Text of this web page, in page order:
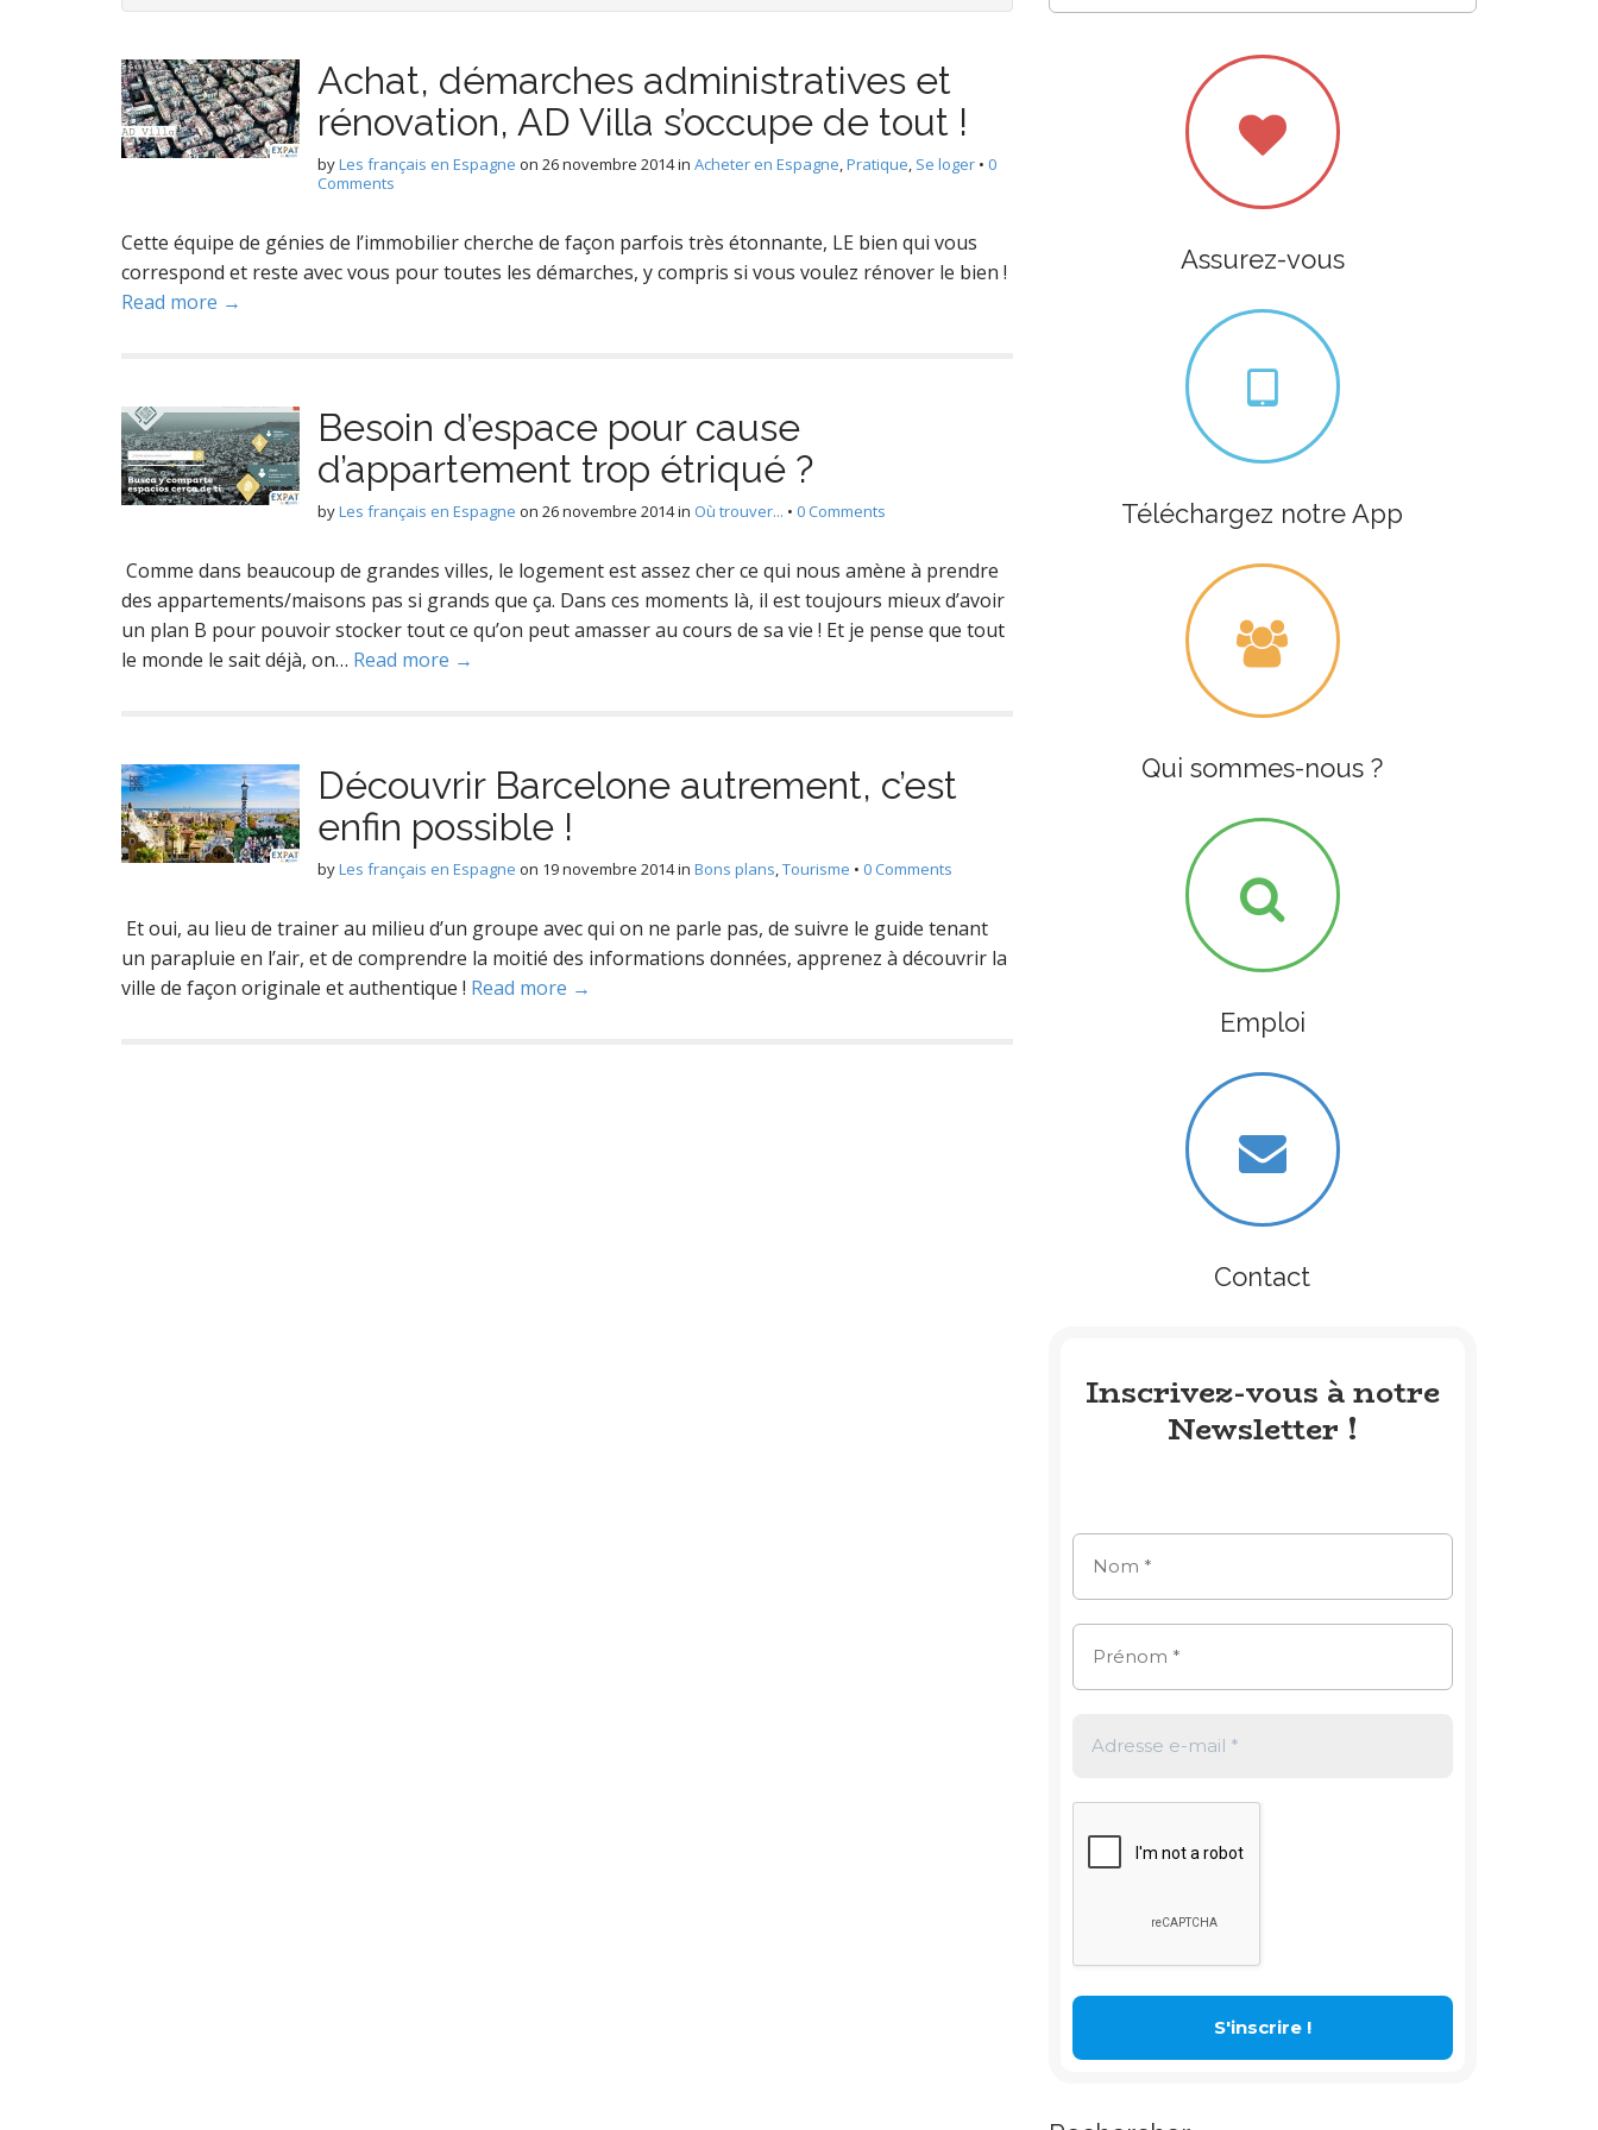
Achat, démarches administratives et
rénovation, AD Villa s’occupe de tout !
byLes français en Espagne on 26 novembre 2014in Acheter en Espagne,Pratique, Se loger • 0
Comments
Cette équipe de génies de l’immobilier cherche de façon parfois très étonnante, LE bien qui vous
correspond et reste avec vous pour toutes les démarches, y compris si vous voulez rénover le bien !
Read more →
Besoin d’espace pour cause
d’appartement trop étriqué ?
byLes français en Espagne on 26 novembre 2014in Où trouver... • 0 Comments
Comme dans beaucoup de grandes villes, le logement est assez cher ce qui nous amène à prendre
des appartements/maisons pas si grands que ça. Dans ces moments là, il est toujours mieux d’avoir
un plan B pour pouvoir stocker tout ce qu’on peut amasser au cours de sa vie ! Et je pense que tout
le monde le sait déjà, on… Read more →
Découvrir Barcelone autrement, c’est
enfin possible !
byLes français en Espagne on 19 novembre 2014in Bons plans,Tourisme • 0 Comments
Et oui, au lieu de trainer au milieu d’un groupe avec qui on ne parle pas, de suivre le guide tenant
un parapluie en l’air, et de comprendre la moitié des informations données, apprenez à découvrir la
ville de façon originale et authentique ! Read more →
Assurez-vous
Téléchargez notre App
Qui sommes-nous ?
Emploi
Contact
Inscrivez-vous à notre
Newsletter !